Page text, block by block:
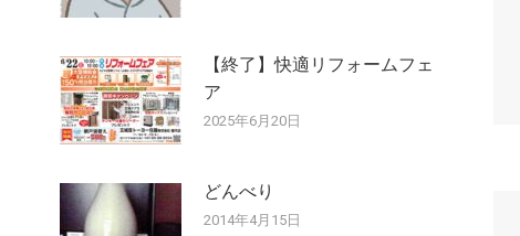
【終了】快適リフォームフェ
ア
2025年6月20日
どんべり
2014年4月15日